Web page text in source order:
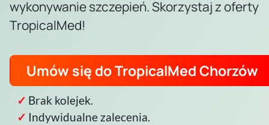
wykonywanie szczepień. Skorzystaj z oferty
TropicalMed!
Umów się do TropicalMed Chorzów
Brak kolejek.
Indywidualne zalecenia.